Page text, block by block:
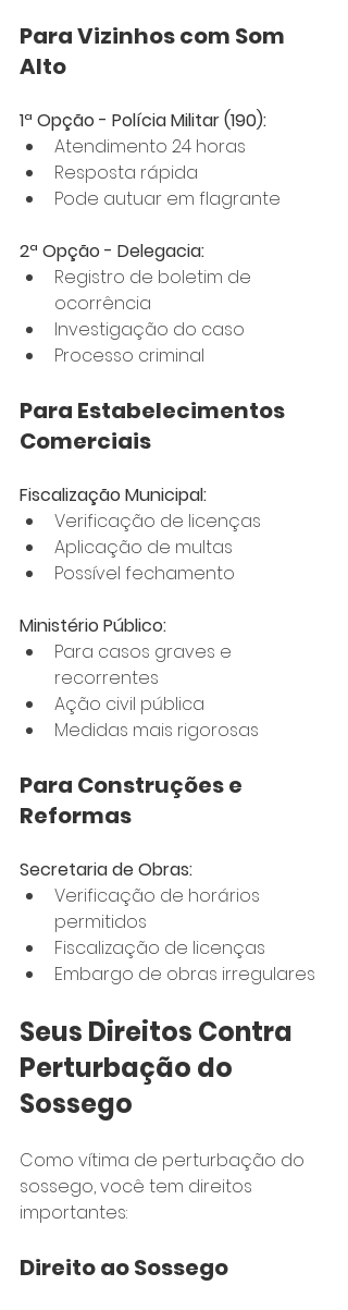
Para Vizinhos com Som
Alto
1ª Opção - Polícia Militar (190):
Atendimento 24 horas
Resposta rápida
Pode autuar em flagrante
2ª Opção - Delegacia:
Registro de boletim de
ocorrência
Investigação do caso
Processo criminal
Para Estabelecimentos
Comerciais
Fiscalização Municipal:
Verificação de licenças
Aplicação de multas
Possível fechamento
Ministério Público:
Para casos graves e
recorrentes
Ação civil pública
Medidas mais rigorosas
Para Construções e
Reformas
Secretaria de Obras:
Verificação de horários
permitidos
Fiscalização de licenças
Embargo de obras irregulares
Seus Direitos Contra
Perturbação do
Sossego
Como vítima de perturbação do
sossego, você tem direitos
importantes:
Direito ao Sossego